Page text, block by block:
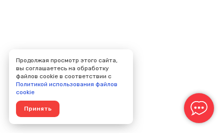
Продолжая просмотр этого сайта,
вы соглашаетесь на обработку
файлов cookie в соответствии с
Политикой использования файлов
cookie
Принять